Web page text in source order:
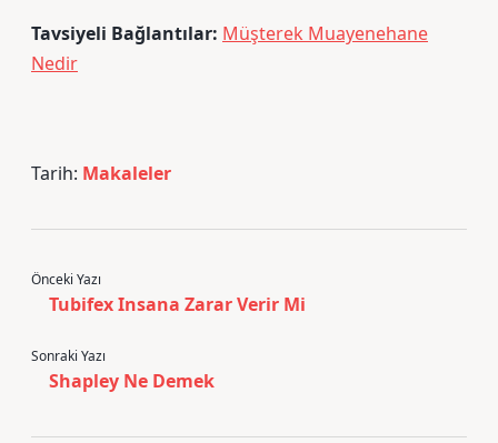
Tavsiyeli Bağlantılar: Müşterek Muayenehane
Nedir
Tarih: Makaleler
Önceki Yazı
Tubifex Insana Zarar Verir Mi
Sonraki Yazı
Shapley Ne Demek